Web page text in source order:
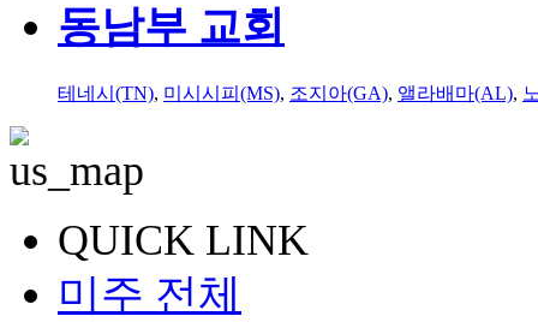
동남부 교회
테네시(TN), 미시시피(MS), 조지아(GA), 앨라배마(AL),
QUICK LINK
미주 전체